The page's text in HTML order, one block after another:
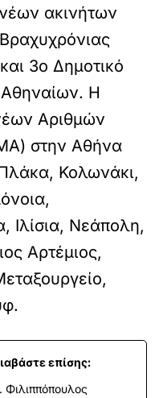
ακινήτων
3ο Δημοτικό
Η
Αριθμών
στην Αθήνα
Κολωνάκι,
Ιλίσια, Νεάπολη,
Αρτέμιος,
επίσης:
Φιλιππόπουλος